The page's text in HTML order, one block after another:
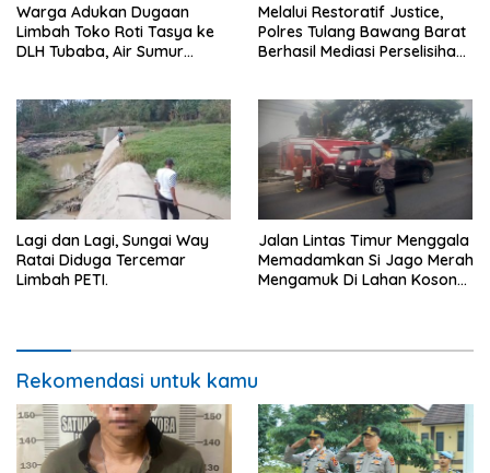
Warga Adukan Dugaan
Limbah Toko Roti Tasya ke
DLH Tubaba, Air Sumur
Melalui Restoratif Justice,
Polres Tulang Bawang Barat
Berhasil Mediasi Perselisihan
Lagi dan Lagi, Sungai Way
Ratai Diduga Tercemar
Limbah PETI.
Jalan Lintas Timur Menggala
Memadamkan Si Jago Merah
Mengamuk Di Lahan Kosong,
Rekomendasi untuk kamu